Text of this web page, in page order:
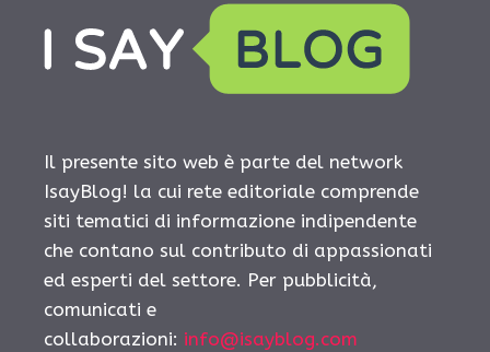
Il presente sito web è parte del network
IsayBlog! la cui rete editoriale comprende
siti tematici di informazione indipendente
che contano sul contributo di appassionati
ed esperti del settore. Per pubblicità,
comunicati e
collaborazioni: info@isayblog.com